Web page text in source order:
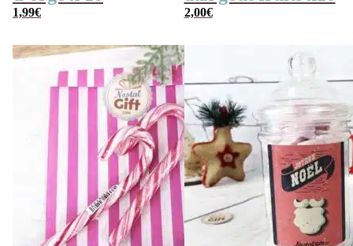
1,99€ 2,00€